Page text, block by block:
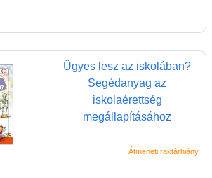
Ügyes lesz az iskolában?
Segédanyag az
iskolaérettség
megállapításához
Átmeneti raktárhiány